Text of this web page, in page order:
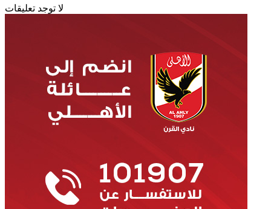
لا توجد تعليقات